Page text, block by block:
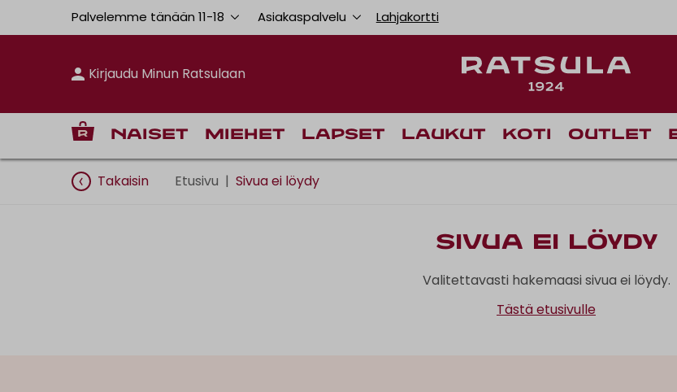
Palvelemme tänään 11-18 Asiakaspalvelu Lahjakortti
Kirjaudu Minun Ratsulaan
Naiset Miehet Lapset Laukut Koti Outlet
Takaisin Etusivu | Sivua ei löydy
Sivua ei löydy
Valitettavasti hakemaasi sivua ei löydy.
Tästä etusivulle